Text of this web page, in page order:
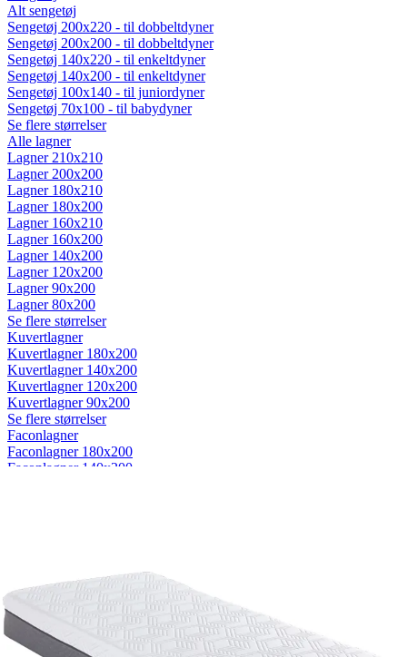
Alt sengetøj
Sengetøj 200x220 - til dobbeltdyner
Sengetøj 200x200 - til dobbeltdyner
Sengetøj 140x220 - til enkeltdyner
Sengetøj 140x200 - til enkeltdyner
Sengetøj 100x140 - til juniordyner
Sengetøj 70x100 - til babydyner
Se flere størrelser
Alle lagner
Lagner 210x210
Lagner 200x200
Lagner 180x210
Lagner 180x200
Lagner 160x210
Lagner 160x200
Lagner 140x200
Lagner 120x200
Lagner 90x200
Lagner 80x200
Se flere størrelser
Kuvertlagner
Kuvertlagner 180x200
Kuvertlagner 140x200
Kuvertlagner 120x200
Kuvertlagner 90x200
Se flere størrelser
Faconlagner
Faconlagner 180x200
Faconlagner 140x200
Stræklagner
Splitlagner
Vådliggerlagner
Rullemadrasser
Rullemadrasser 180x200